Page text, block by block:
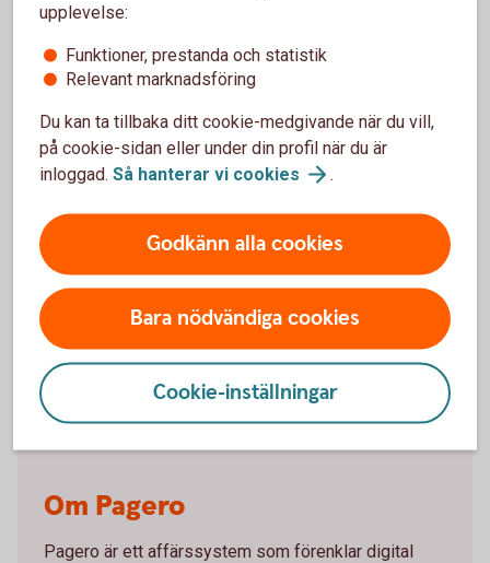
Hantera er ekonomi på ett
enkelt,
snabbtoch
sätt med bankintegration.
Pagero
Om Pagero
Pagero är ett affärssystem som förenklar digital
upplevelse:
Funktioner, prestanda och statistik
Relevant marknadsföring
Du kan ta tillbaka ditt cookie-medgivande när du vill,
på cookie-sidan eller under din profil när du är
inloggad. Så hanterar vi cookies .
Godkänn alla cookies
Bara nödvändiga cookies
Cookie-inställningar